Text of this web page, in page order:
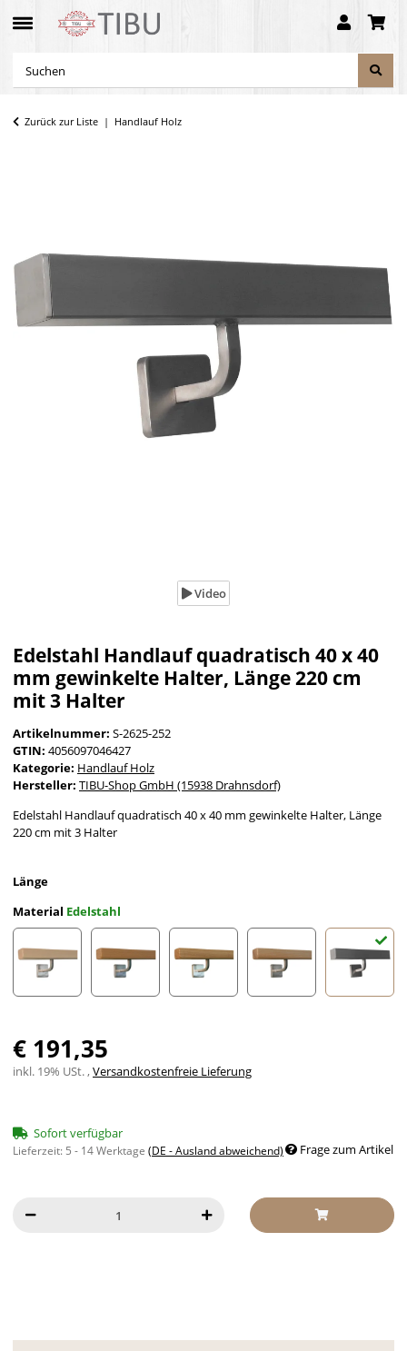
Zurück zur Liste Handlauf Holz
Video
Edelstahl Handlauf quadratisch 40 x 40
mm gewinkelte Halter, Länge 220 cm
mit 3 Halter
Artikelnummer: S-2625-252
GTIN: 4056097046427
Kategorie: Handlauf Holz
Hersteller: TIBU-Shop GmbH (15938 Drahnsdorf)
Edelstahl Handlauf quadratisch 40 x 40 mm gewinkelte Halter, Länge
220 cm mit 3 Halter
Länge
Material Edelstahl
€ 191,35
inkl. 19% USt. ,Versandkostenfreie Lieferung
Sofort verfügbar
Lieferzeit: 5 - 14 Werktage (DE - Ausland abweichend) Frage zum Artikel